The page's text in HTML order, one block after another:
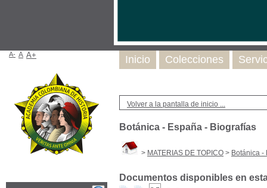
Volver a la pantalla de inicio ...
Botánica - España - Biografías
> MATERIAS DE TOPICO > Botánica -
Documentos disponibles en
Inicio Colecciones
A- A A+